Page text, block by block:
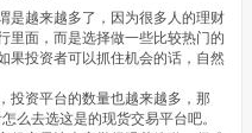
是越来越多了，因为很多人的理财
里面，而是选择做一些比较热门的
果投资者可以抓住机会的话，自然
投资平台的数量也越来越多，那
么去选这是的现货交易平台吧。